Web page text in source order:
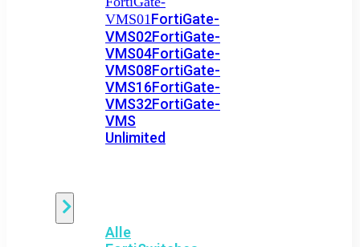
VMS01FortiGate-
VMS02FortiGate-
VMS04FortiGate-
VMS08FortiGate-
VMS16FortiGate-
VMS32FortiGate-
VMS
Unlimited
Alle